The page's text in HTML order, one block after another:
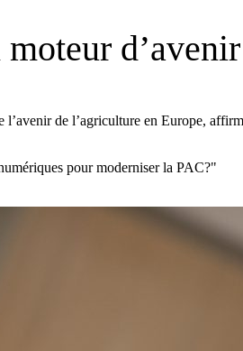
de l’agriculture en Europe,
pour moderniser la PAC?"